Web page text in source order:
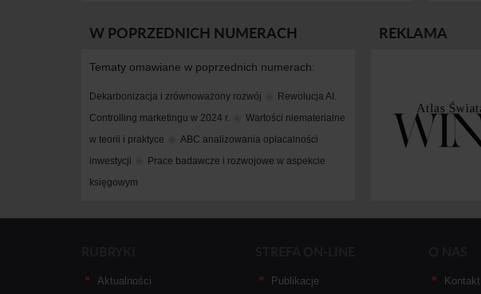
W POPRZEDNICH NUMERACH
Tematy omawiane w poprzednich numerach:
Dekarbonizacja i zrównoważony rozwój
Rewolucja AI.
Controlling marketingu w 2024 r.
Wartości niematerialne
w teorii i praktyce
ABC analizowania opłacalności
inwestycji
Prace badawcze i rozwojowe w aspekcie
księgowym
REKLAMA
Aktualności Publikacje Kontakt